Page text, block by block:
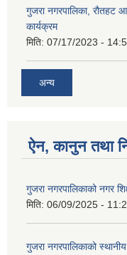
गुजरा नगरपालिका, रौतहट
कार्यक्रम
मिति: 07/17/2023 -
अन्य
ऐन, कानुन तथा
गुजरा नगरपालिकाको नगर
मिति: 06/09/2025 -
गुजरा नगरपालिकाको